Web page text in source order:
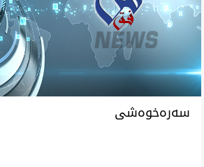
سه‌ره‌خوه‌شی